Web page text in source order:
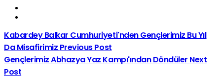
Kabardey Balkar Cumhuriyeti'nden Gençlerimiz Bu Yıl
Da Misafirimiz Previous Post
Gençlerimiz Abhazya Yaz Kampı'ından Döndüler Next
Post